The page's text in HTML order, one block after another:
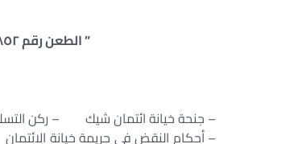
” الطعن رقم ٨٨٥٢ لسنة ٦٦ قضائية الدوائر الجنائية – جلسة ٢٠٠٦/٠٤/١٩ “
– جنحة خيانة ائتمان شيك – ركن